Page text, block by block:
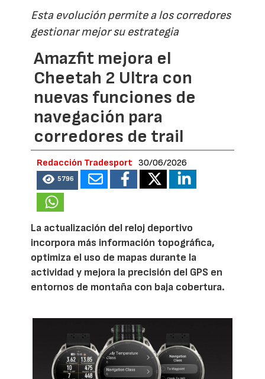
Esta evolución permite a los corredores
gestionar mejor su estrategia
Amazfit mejora el
Cheetah 2 Ultra con
nuevas funciones de
navegación para
corredores de trail
Redacción Tradesport 30/06/2026
5796
La actualización del reloj deportivo
incorpora más información topográfica,
optimiza el uso de mapas durante la
actividad y mejora la precisión del GPS en
entornos de montaña con baja cobertura.